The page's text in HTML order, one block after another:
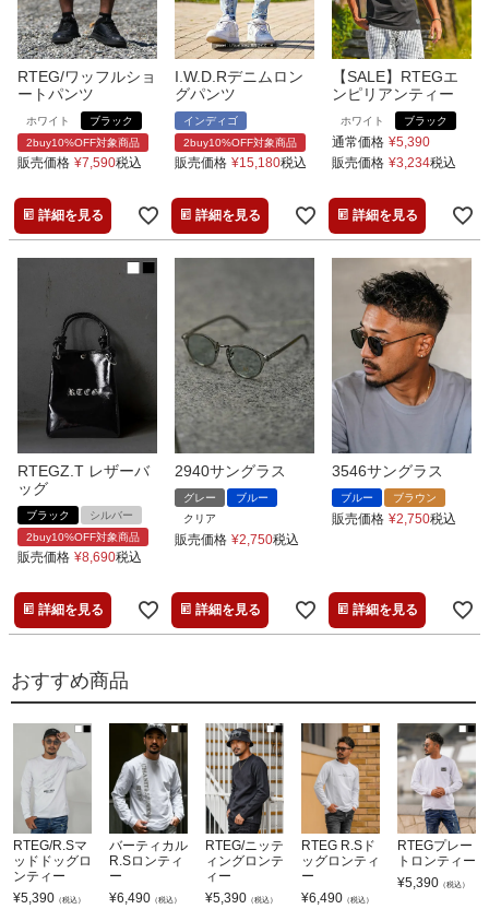
RTEG/ワッフルショ
ートパンツ
ホワイト
ブラック
2buy10%OFF対象商品
販売価格 ¥7,590税込
詳細を見る
I.W.D.Rデニムロン
グパンツ
インディゴ
2buy10%OFF対象商品
販売価格 ¥15,180税込
詳細を見る
【SALE】RTEGエ
ンピリアンティー
ホワイト ブラック
通常価格 ¥5,390
販売価格 ¥3,234税込
詳細を見る
RTEGZ.T レザーバ
ッグ
ブラック
シルバー
2buy10%OFF対象商品
販売価格 ¥8,690税込
詳細を見る
2940サングラス
グレー
ブルー
クリア
販売価格 ¥2,750税込
詳細を見る
3546サングラス
ブルー ブラウン
販売価格 ¥2,750税込
詳細を見る
おすすめ商品
RTEG/R.Sマ
ッドドッグロ
ンティー
¥5,390 （税込）
バーティカル
R.Sロンティ
ー
¥6,490 （税込）
RTEG/ニッテ
ィングロンテ
ィー
¥5,390 （税込）
RTEG R.Sド
ッグロンティ
ー
¥6,490 （税込）
RTEGプレー
トロンティー
¥5,390 （税込）